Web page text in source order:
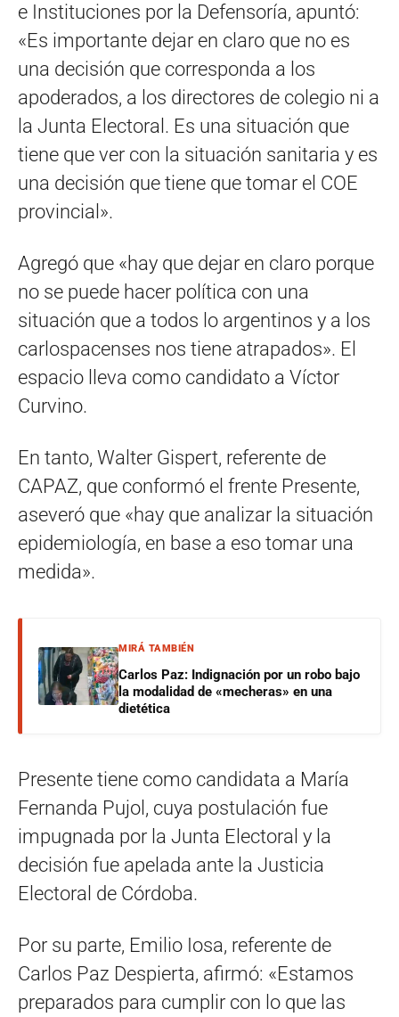
e Instituciones por la Defensoría, apuntó:
«Es importante dejar en claro que no es
una decisión que corresponda a los
apoderados, a los directores de colegio ni a
la Junta Electoral. Es una situación que
tiene que ver con la situación sanitaria y es
una decisión que tiene que tomar el COE
provincial».
Agregó que «hay que dejar en claro porque
no se puede hacer política con una
situación que a todos lo argentinos y a los
carlospacenses nos tiene atrapados». El
espacio lleva como candidato a Víctor
Curvino.
En tanto, Walter Gispert, referente de
CAPAZ, que conformó el frente Presente,
aseveró que «hay que analizar la situación
epidemiología, en base a eso tomar una
medida».
MIRÁ TAMBIÉN
Carlos Paz: Indignación por un robo bajo
la modalidad de «mecheras» en una
dietética
Presente tiene como candidata a María
Fernanda Pujol, cuya postulación fue
impugnada por la Junta Electoral y la
decisión fue apelada ante la Justicia
Electoral de Córdoba.
Por su parte, Emilio Iosa, referente de
Carlos Paz Despierta, afirmó: «Estamos
preparados para cumplir con lo que las